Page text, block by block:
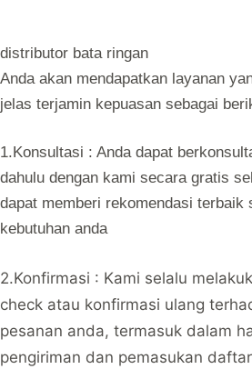
distributor bata ringan
Anda akan mendapatkan layanan
jelas terjamin kepuasan sebagai
1.Konsultasi : Anda dapat
dahulu dengan kami secara gratis
dapat memberi rekomendasi terbaik
kebutuhan anda
2.Konfirmasi : Kami selalu
check atau konfirmasi ulang
pesanan anda, termasuk dalam
pengiriman dan pemasukan